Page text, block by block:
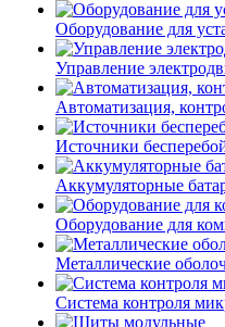
Оборудование для
Управление
Автоматизация,
Источники
Аккумуляторные
Оборудование для
Металлические
Система контроля